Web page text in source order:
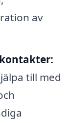
av
till med